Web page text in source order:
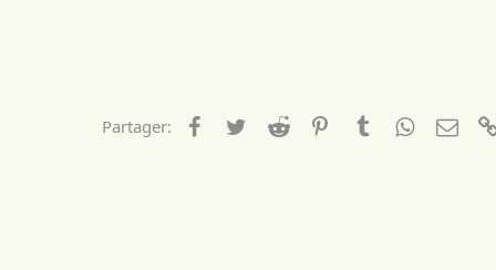
Partager: Facebook
TwitterReddit PinterestTumblrWhatsApp